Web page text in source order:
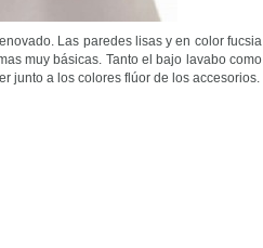
Las paredes lisas y en color fucsia
muy básicas. Tanto el bajo lavabo como
junto a los colores flúor de los accesorios.